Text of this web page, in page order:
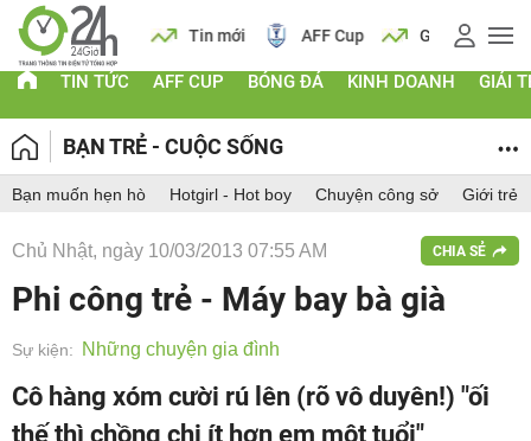
Lịch Tin mới AFF Cup Giá vàng
TIN TỨC AFF CUP BÓNG ĐÁ KINH DOANH GIẢI
BẠN TRẺ - CUỘC SỐNG
Bạn muốn hẹn hò Hotgirl - Hot boy Chuyện công sở Giới trẻ
Chủ Nhật, ngày 10/03/2013 07:55 AM CHIA SẺ
Phi công trẻ - Máy bay bà già
Sự kiện: Những chuyện gia đình
Cô hàng xóm cười rú lên (rõ vô duyên!) "ối
thế thì chồng chị ít hơn em một tuổi"